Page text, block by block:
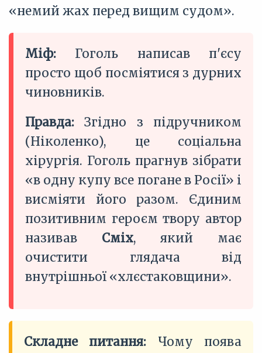
«немий жах перед вищим судом».
Міф: Гоголь написав п'єсу
просто щоб посміятися з дурних
чиновників.
Правда: Згідно з підручником
(Ніколенко), це соціальна
хірургія. Гоголь прагнув зібрати
«в одну купу все погане в Росії» і
висміяти його разом. Єдиним
позитивним героєм твору автор
називав Сміх, який має
очистити глядача від
внутрішньої «хлєстаковщини».
Складне питання: Чому поява